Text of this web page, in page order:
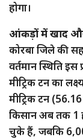
होगा।
आंकड़ों में खाद
कोरबा जिले की
वर्तमान स्थिति
मीट्रिक टन का
मीट्रिक टन
किसान अब तक 1
चुके हैं, जबकि